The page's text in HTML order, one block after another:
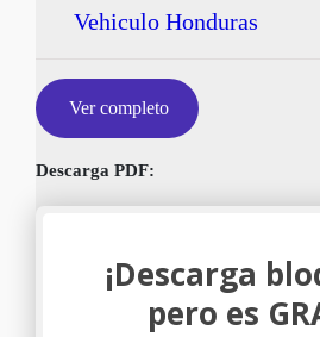
Vehiculo Honduras
Ver completo
Descarga PDF:
¡Descarga
pero es